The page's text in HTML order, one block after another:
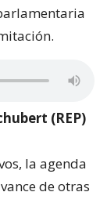
(REP)
la agenda
de otras